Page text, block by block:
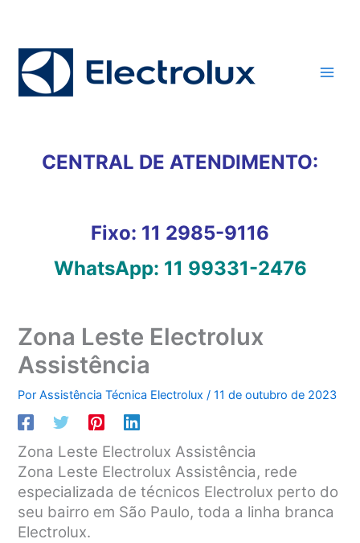
conteúdo
CENTRAL DE ATENDIMENTO:
Fixo: 11 2985-9116
WhatsApp: 11 99331-2476
Zona Leste Electrolux
Assistência
PorAssistência Técnica Electrolux/11 de outubro de 2023
Zona Leste Electrolux Assistência
Zona Leste Electrolux Assistência, rede
especializada de técnicos Electrolux perto do
seu bairro em São Paulo, toda a linha branca
Electrolux.